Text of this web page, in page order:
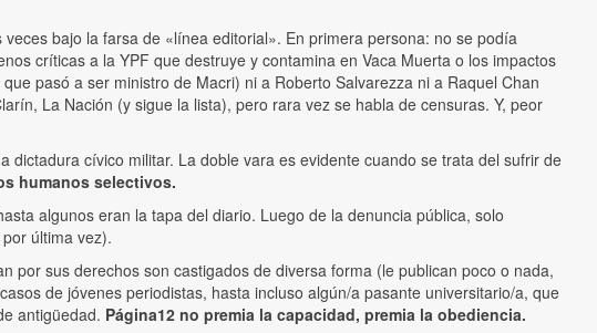
bajo la farsa de «línea editorial». En primera persona: no se podía
críticas a la YPF que destruye y contamina en Vaca Muerta o los impactos
pasó a ser ministro de Macri) ni a Roberto Salvarezza ni a Raquel Chan
La Nación (y sigue la lista), pero rara vez se habla de censuras. Y, peor
cívico militar. La doble vara es evidente cuando se trata del sufrir de
humanos selectivos.
algunos eran la tapa del diario. Luego de la denuncia pública, solo
última vez).
por sus derechos son castigados de diversa forma (le publican poco o nada,
de jóvenes periodistas, hasta incluso algún/a pasante universitario/a, que
antigüedad. Página12 no premia la capacidad, premia la obediencia.